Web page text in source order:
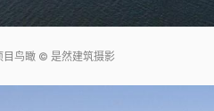
鸟瞰 © 是然建筑摄影